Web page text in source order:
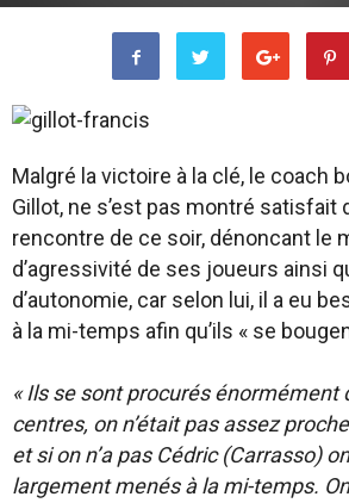
Malgré la victoire à la clé, le coach
Gillot, ne s’est pas montré satisfait
rencontre de ce soir, dénoncant le
d’agressivité de ses joueurs ainsi
d’autonomie, car selon lui, il a eu
à la mi-temps afin qu’ils « se
« Ils se sont procurés énormément
centres, on n’était pas assez
et si on n’a pas Cédric (Carrasso)
largement menés à la mi-temps.